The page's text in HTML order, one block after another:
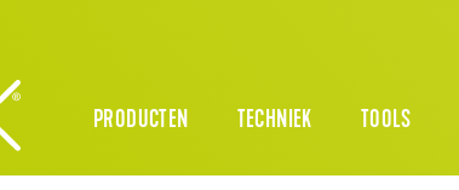
PRODUCTEN TECHNIEK TOOLS